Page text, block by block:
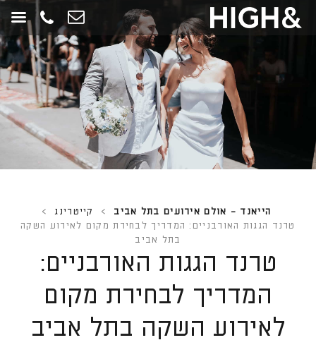
תחילתו
אינטרנט,
לאזור
תוכן
הייאנד - אולם אירועים בתל אביב > קייטרינג
>
טרנד הגגות האורבניים: המדריך לבחירת מקום לאירוע השקה
בתל אביב
טרנד הגגות האורבניים:
המדריך לבחירת מקום
לאירוע השקה בתל אביב